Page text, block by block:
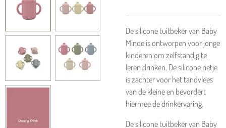
De silicone tuitbeker van Baby
Minoe is ontworpen voor jonge
kinderen om zelfstandig te
leren drinken. De silicone rietje
is zachter voor het tandvlees
van de kleine en bevordert
hiermee de drinkervaring.
De silicone tuitbeker van Baby